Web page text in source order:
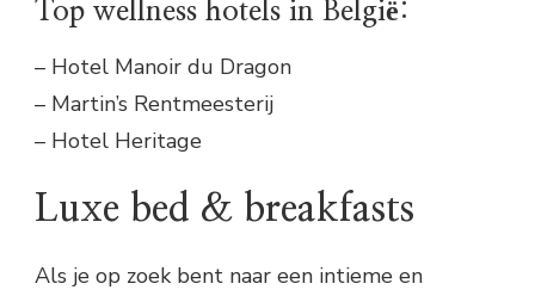
Top wellness hotels in België:
– Hotel Manoir du Dragon
– Martin’s Rentmeesterij
– Hotel Heritage
Luxe bed & breakfasts
Als je op zoek bent naar een intieme en